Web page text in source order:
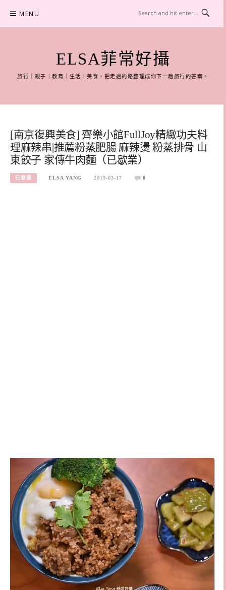
content
MENU
ELSA菲常好攝
旅行｜親子｜教育｜生活｜美食，把走過的路整理成你下一趟旅行的答案。
[南京復興美食] 齊樂小館FullJoy精緻功夫料
理麻辣串|推薦粉蒸肥腸 麻辣燙 粉蒸排骨 山
東餃子 家傳牛肉麵（已歇業）
已歇業 ELSA YANG 2019-03-17 0